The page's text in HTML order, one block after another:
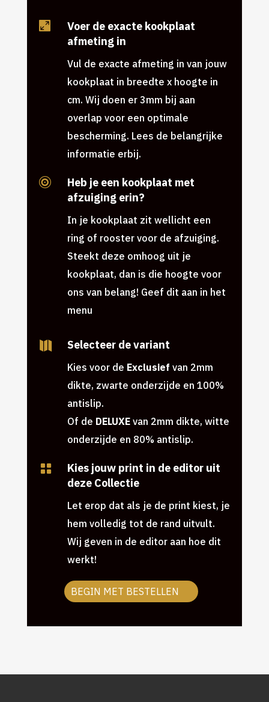

Voer de exacte kookplaat
afmeting in
Vul de exacte afmeting in van jouw
kookplaat in breedte x hoogte in
cm. Wij doen er 3mm bij aan
overlap voor een optimale
bescherming. Lees de belangrijke
informatie erbij.

Heb je een kookplaat met
afzuiging erin?
In je kookplaat zit wellicht een
ring of rooster voor de afzuiging.
Steekt deze omhoog uit je
kookplaat, dan is die hoogte voor
ons van belang! Geef dit aan in het
menu
 Selecteer de variant
Kies voor de Exclusief van 2mm
dikte, zwarte onderzijde en 100%
antislip.
Of de DELUXEvan 2mm dikte, witte
onderzijde en 80% antislip.

Kies jouw print in de editor uit
deze Collectie
Let erop dat als je de print kiest, je
hem volledig tot de rand uitvult.
Wij geven in de editor aan hoe dit
werkt!
BEGIN MET BESTELLEN